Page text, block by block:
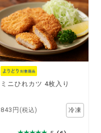
ミニひれカツ 4枚入り
843円 (税込)